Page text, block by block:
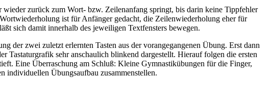
zurück zum Wort- bzw. Zeilenanfang springt, bis darin keine Tippfehler
ist für Anfänger gedacht, die Zeilenwiederholung eher für
sich damit innerhalb des jeweiligen Textfensters bewegen.
der zwei zuletzt erlernten Tasten aus der vorangegangenen Übung. Erst dann
Tastaturgrafik sehr anschaulich blinkend dargestellt. Hierauf folgen die ersten
Eine Überraschung am Schluß: Kleine Gymnastikübungen für die Finger,
individuellen Übungsaufbau zusammenstellen.